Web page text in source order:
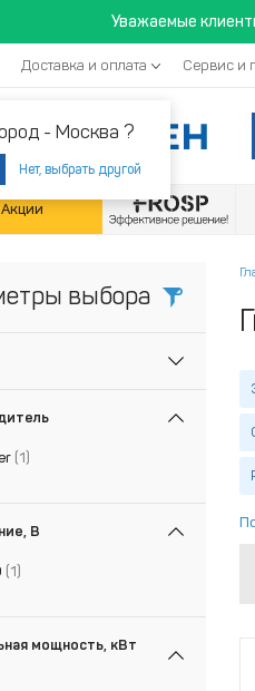
Уважаемые
- Москва ?
Нет, выбрать другой
Доставка и оплата Сервис и
Акции
выбора
(1)
В
(1)
мощность, кВт